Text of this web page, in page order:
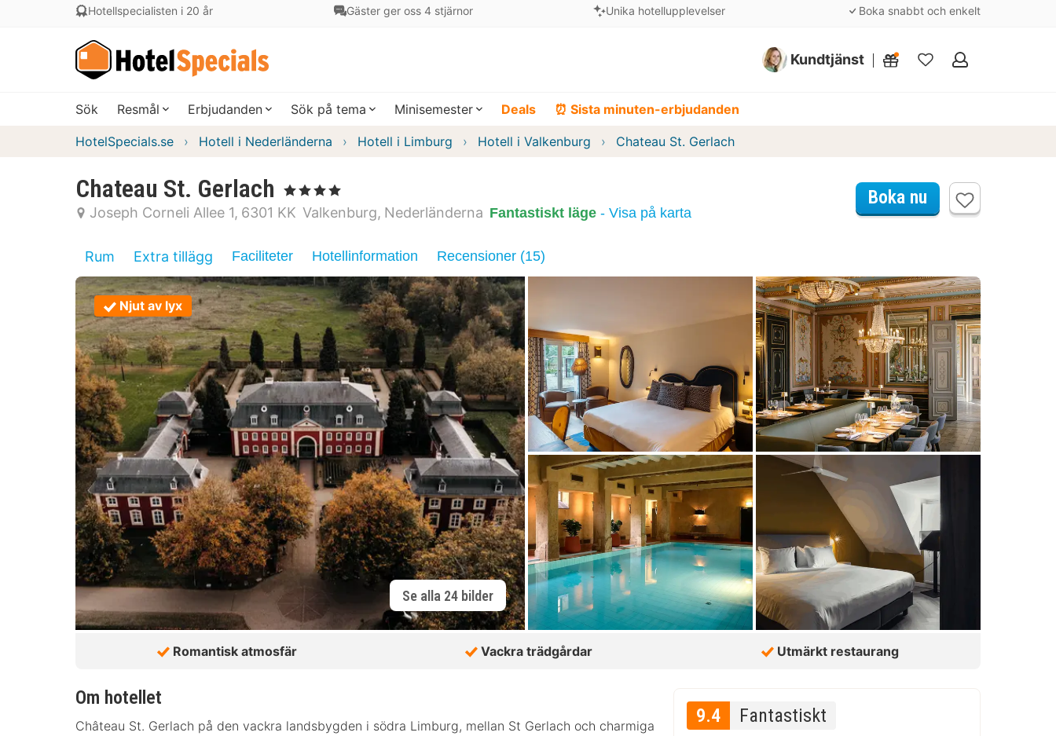
Hotellspecialisten i 20 år Gäster ger oss 4 stjärnor Unika hotellupplevelser Boka snabbt och enkelt
Kundtjänst
Mina
Sök Resmål Erbjudanden Sök på tema Minisemester Deals ⏰ Sista minuten-erbjudanden
HotelSpecials.se Hotell i Nederländerna Hotell i Limburg Hotell i Valkenburg Chateau St. Gerlach
Chateau St. Gerlach , 4 Stjärnor
Joseph Corneli Allee 1 6301 KK Valkenburg Nederländerna Fantastiskt läge - Visa på karta
Boka nu
Rum Extra tillägg Faciliteter Hotellinformation Recensioner (15)
Njut av lyx
Se alla 24 bilder
Romantisk atmosfär Vackra trädgårdar Utmärkt restaurang
Om hotellet
Château St. Gerlach på den vackra landsbygden i södra Limburg, mellan St Gerlach och charmiga
9.4 Fantastiskt